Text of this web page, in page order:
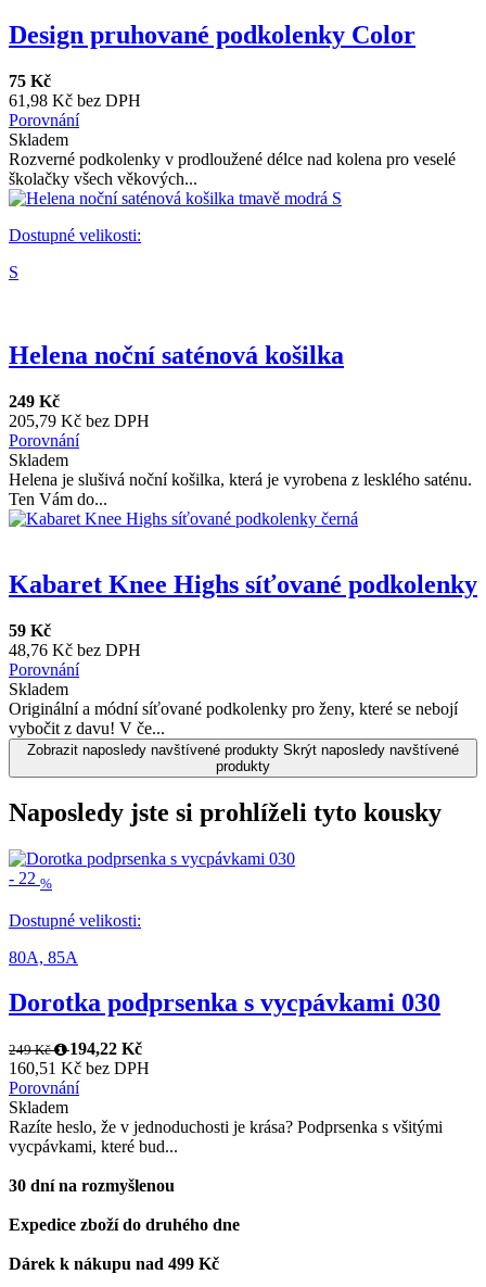
Design pruhované podkolenky Color
75 Kč
61,98 Kč bez DPH
Porovnání
Skladem
Rozverné podkolenky v prodloužené délce nad kolena pro veselé
školačky všech věkových...
Dostupné velikosti:
S
Helena noční saténová košilka
249 Kč
205,79 Kč bez DPH
Porovnání
Skladem
Helena je slušivá noční košilka, která je vyrobena z lesklého saténu.
Ten Vám do...
Kabaret Knee Highs síťované podkolenky
59 Kč
48,76 Kč bez DPH
Porovnání
Skladem
Originální a módní síťované podkolenky pro ženy, které se nebojí
vybočit z davu! V če...
Zobrazit naposledy navštívené produkty Skrýt naposledy navštívené
produkty
Naposledy jste si prohlíželi tyto kousky
- 22 %
Dostupné velikosti:
80A, 85A
Dorotka podprsenka s vycpávkami 030
249 Kč
194,22 Kč
160,51 Kč bez DPH
Porovnání
Skladem
Razíte heslo, že v jednoduchosti je krása? Podprsenka s všitými
vycpávkami, které bud...
30 dní na rozmyšlenou
Expedice zboží do druhého dne
Dárek k nákupu nad 499 Kč